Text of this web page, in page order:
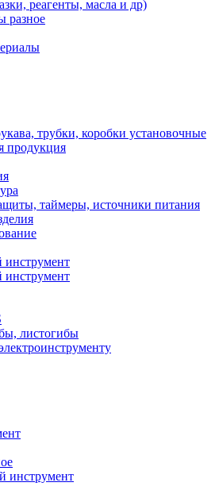
реагенты, масла и др)
разное
трубки, коробки установочные
продукция
таймеры, источники питания
инструмент
инструмент
листогибы
инструмент